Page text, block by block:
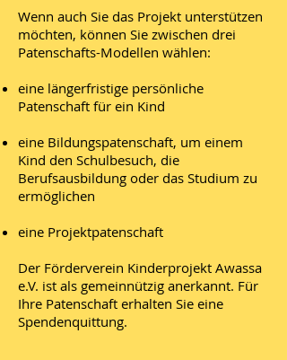
Wenn auch Sie das Projekt unterstützen
möchten, können Sie zwischen drei
Patenschafts-Modellen wählen:
eine längerfristige persönliche
Patenschaft für ein Kind
eine Bildungspatenschaft, um einem
Kind den Schulbesuch, die
Berufsausbildung oder das Studium zu
ermöglichen
eine Projektpatenschaft
Der Förderverein Kinderprojekt Awassa
e.V. ist als gemeinnützig anerkannt. Für
Ihre Patenschaft erhalten Sie eine
Spendenquittung.